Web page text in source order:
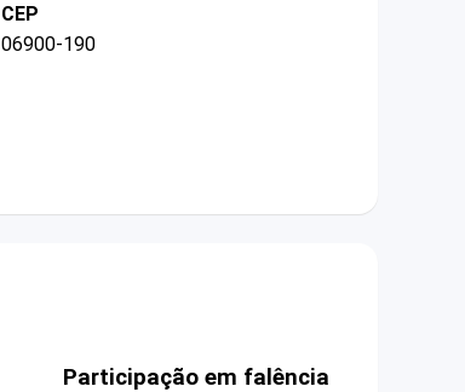
CEP
06900-190
Participação em falência